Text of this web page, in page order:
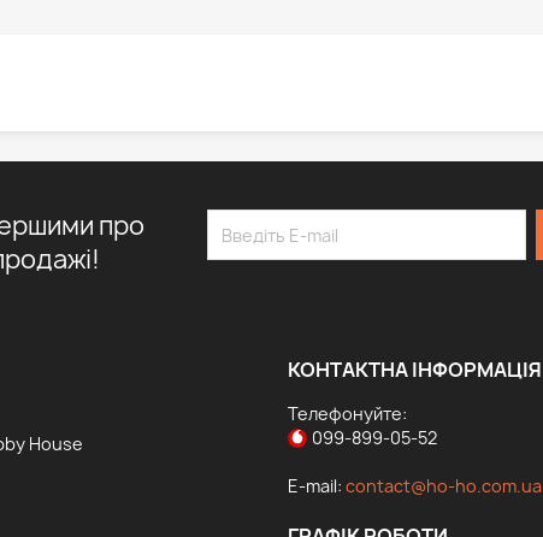
про
House
КОНТАКТНА ІНФОРМАЦІЯ
Телефонуйте:
099-899-05-52
E-mail: contact@ho-ho.com.ua